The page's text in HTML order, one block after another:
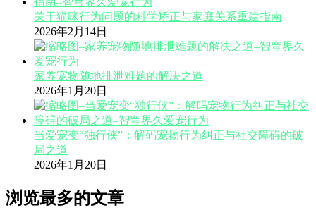
关于猫咪行为问题的科学矫正与家庭关系重建指南
2026年2月14日
家养宠物随地排泄难题的解决之道
2026年1月20日
当爱宠变“独行侠”：解码宠物行为纠正与社交障碍的破
局之道
2026年1月20日
浏览最多的文章